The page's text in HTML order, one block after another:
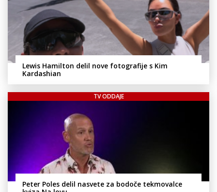
Lewis Hamilton delil nove fotografije s Kim
Kardashian
TV ODDAJE
Peter Poles delil nasvete za bodoče tekmovalce